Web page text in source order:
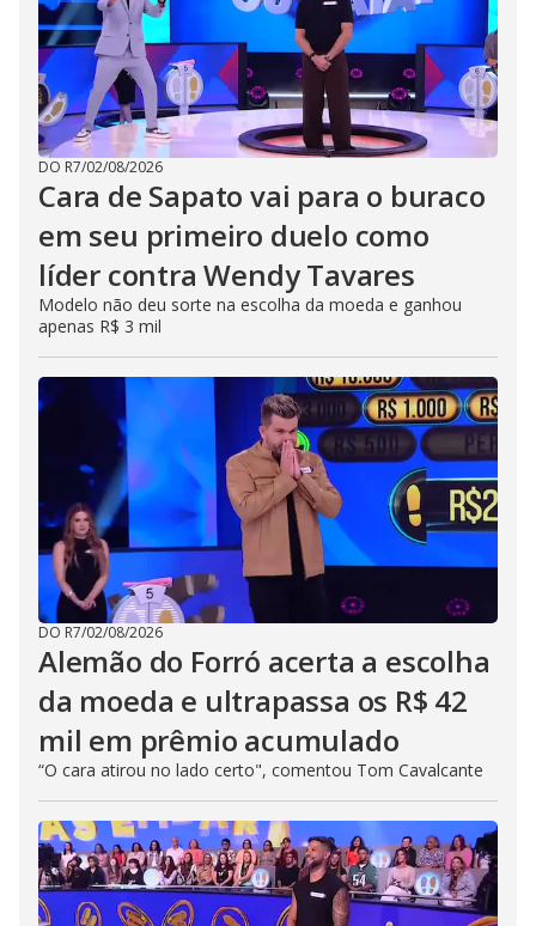
DO R7/02/08/2026
Cara de Sapato vai para o buraco
em seu primeiro duelo como
líder contra Wendy Tavares
Modelo não deu sorte na escolha da moeda e ganhou
apenas R$ 3 mil
DO R7/02/08/2026
Alemão do Forró acerta a escolha
da moeda e ultrapassa os R$ 42
mil em prêmio acumulado
“O cara atirou no lado certo", comentou Tom Cavalcante